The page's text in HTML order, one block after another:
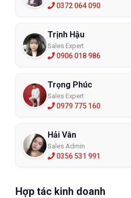
0372 064 090
Trịnh Hậu
Sales Expert
0906 018 986
Trọng Phúc
Sales Expert
0979 775 160
Hải Vân
Sales Admin
0356 531 991
Hợp tác kinh doanh